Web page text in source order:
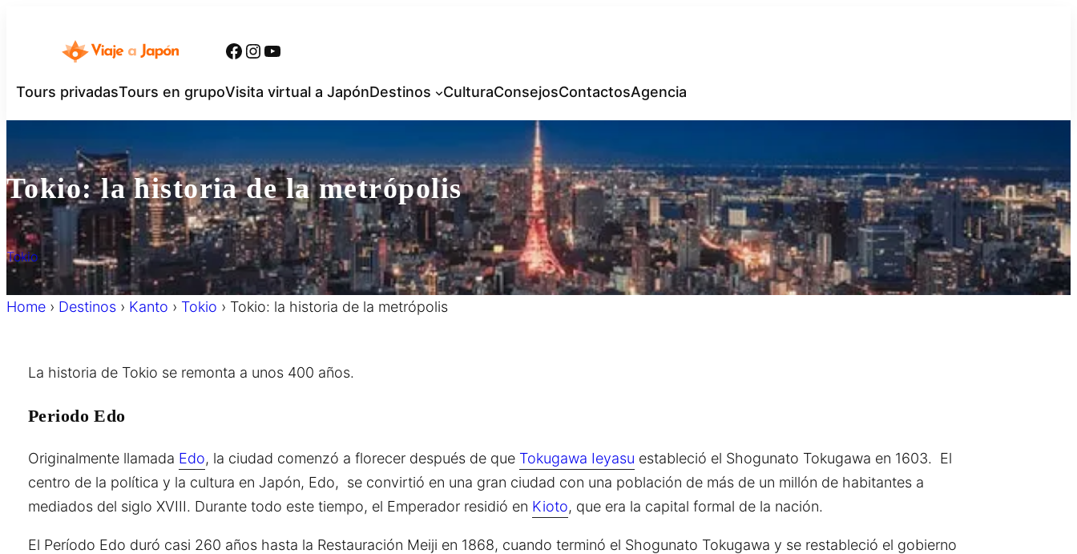
ス
プ
Facebook
Instagram
YouTube
Tours privadasTours en grupoVisita virtual a JapónDestinos CulturaConsejosContactosAgencia
Tokio: la historia de la metrópolis
Tokio
Home › Destinos › Kanto › Tokio › Tokio: la historia de la metrópolis
La historia de Tokio se remonta a unos 400 años.
Periodo Edo
Originalmente llamada Edo, la ciudad comenzó a florecer después de que Tokugawa Ieyasu estableció el Shogunato Tokugawa en 1603. El
centro de la política y la cultura en Japón, Edo, se convirtió en una gran ciudad con una población de más de un millón de habitantes a
mediados del siglo XVIII. Durante todo este tiempo, el Emperador residió en Kioto, que era la capital formal de la nación.
El Período Edo duró casi 260 años hasta la Restauración Meiji en 1868, cuando terminó el Shogunato Tokugawa y se restableció el gobierno